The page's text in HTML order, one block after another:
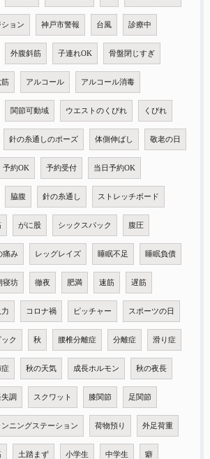
ョン 神戸市警報 台風 診療中
外腹斜筋 子連れOK 骨盤閉じすぎ
筋 アルコール アルコール消毒
関節可動域 ウエストのくびれ くびれ
針の糸通しのポーズ 体側伸ばし 敬老の日
予約OK 予約受付 当日予約OK
脇腹 針の糸通し ストレッチボード
がに股 シックスパック 腹圧
痛み レッグレイズ 睡眠不足 睡眠負債
寝坊 徹夜 肥満 速筋 遅筋
コロナ禍 ピッチャー スポーツの日
ク 秋 腰椎分離症 分離症 滑り症
症 秋の天気 成長ホルモン 秋の夜長
調 スクワット 膝関節 足関節
ンニングステーション 荷物預り 外足荷重
土踏まず 小学生 中学生 癖